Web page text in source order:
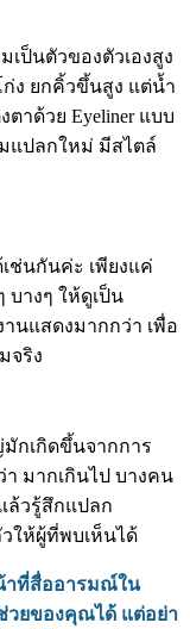
ป็นตัวของตัวเองสูง
ก่ง ยกคิ้วขึ้นสูง แต่น้ำ
าด้วย Eyeliner แบบ
แปลกใหม่ มีสไตล์
ช่นกันค่ะ เพียงแค่
บางๆ ให้ดูเป็น
นแสดงมากกว่า เพื่อ
จริง
กเกิดขึ้นจากการ
มากเกินไป บางคน
ล้วรู้สึกแปลก
ให้ผู้ที่พบเห็นได้
าที่สื่ออารมณ์ใน
วยของคุณได้ แต่อย่า